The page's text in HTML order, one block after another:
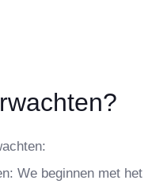
We beginnen met het